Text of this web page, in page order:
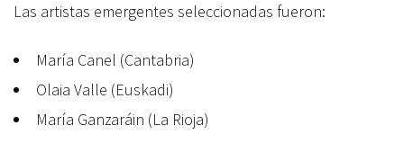
Las artistas emergentes seleccionadas fueron:
María Canel (Cantabria)
Olaia Valle (Euskadi)
María Ganzaráin (La Rioja)